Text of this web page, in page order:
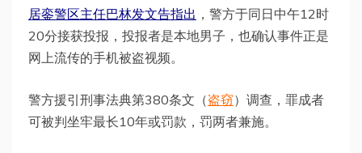
居銮警区主任巴林发文告指出 ，警方于同日中午12时
20分接获投报，投报者是本地男子，也确认事件正是
网上流传的手机被盗视频。
警方援引刑事法典第380条文（盗窃）调查，罪成者
可被判坐牢最长10年或罚款，罚两者兼施。